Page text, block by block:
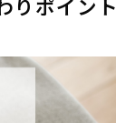
りポイント